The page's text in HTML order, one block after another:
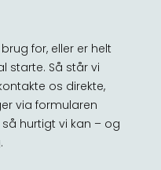
for, eller er helt
starte. Så står vi
os direkte,
via formularen
hurtigt vi kan – og